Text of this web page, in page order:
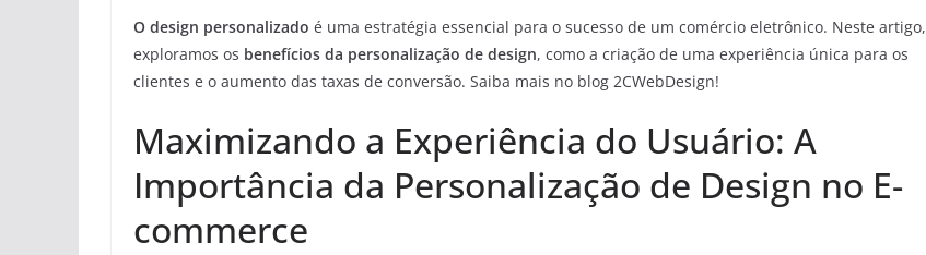
O design personalizado é uma estratégia essencial para o sucesso de um comércio eletrônico. Neste artigo,
exploramos os benefícios da personalização de design, como a criação de uma experiência única para os
clientes e o aumento das taxas de conversão. Saiba mais no blog 2CWebDesign!
Maximizando a Experiência do Usuário: A
Importância da Personalização de Design no E-
commerce